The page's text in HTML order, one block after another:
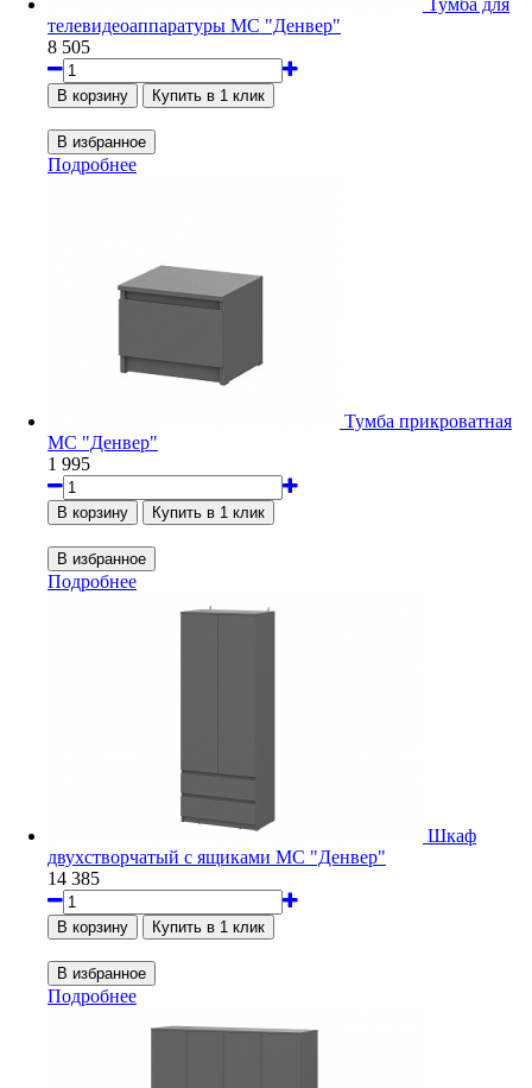
Тумба для
телевидеоаппаратуры МС "Денвер"
8 505
Подробнее
Тумба прикроватная
МС "Денвер"
1 995
Подробнее
Шкаф
двухстворчатый с ящиками МС "Денвер"
14 385
Подробнее